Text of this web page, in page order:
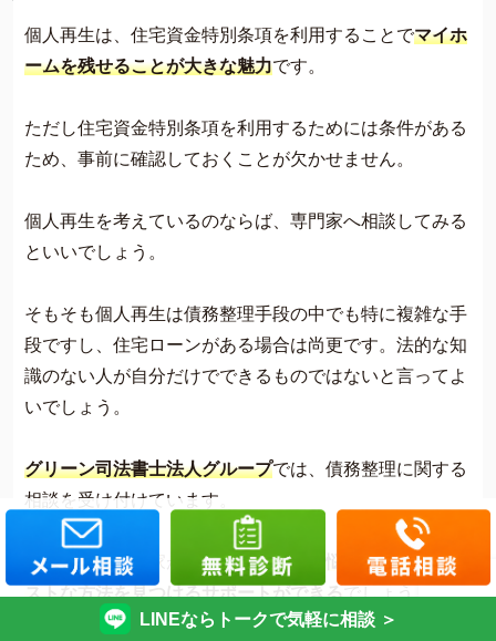
個人再生は、住宅資金特別条項を利用することでマイホ
ームを残せることが大きな魅力です。
ただし住宅資金特別条項を利用するためには条件がある
ため、事前に確認しておくことが欠かせません。
個人再生を考えているのならば、専門家へ相談してみる
といいでしょう。
そもそも個人再生は債務整理手段の中でも特に複雑な手
段ですし、住宅ローンがある場合は尚更です。法的な知
識のない人が自分だけでできるものではないと言ってよ
いでしょう。
グリーン司法書士法人グループでは、債務整理に関する
相談を受け付けています。
経験豊富な専門家が相談に乗るので、 悩みを解決するベ
ストな方法を見つけるサポートができるでしょう。
LINEならトークで気軽に相談 ＞